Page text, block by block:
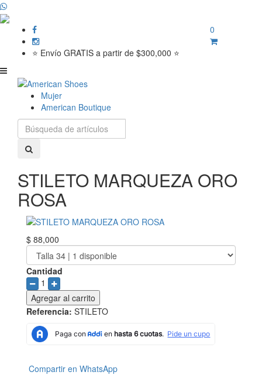
⭐ Envío GRATIS a partir de $300,000 ⭐
0
Mujer
American Boutique
STILETO MARQUEZA ORO
ROSA
$ 88,000
Cantidad
1
Agregar al carrito
Referencia: STILETO
Compartir en WhatsApp